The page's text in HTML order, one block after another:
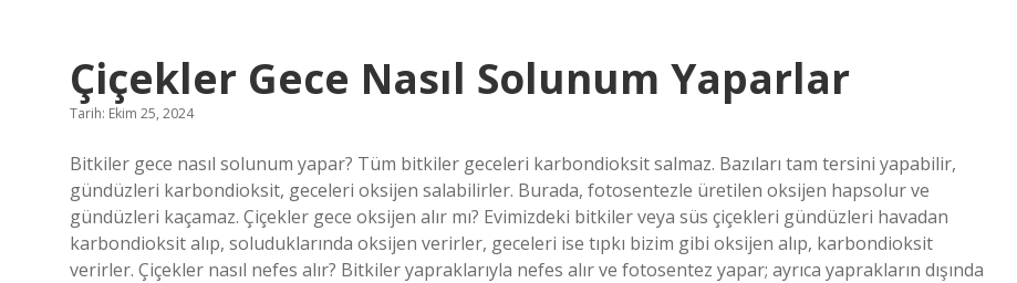
Çiçekler Gece Nasıl Solunum Yaparlar
Tarih: Ekim 25, 2024
Bitkiler gece nasıl solunum yapar? Tüm bitkiler geceleri karbondioksit salmaz. Bazıları tam tersini yapabilir,
gündüzleri karbondioksit, geceleri oksijen salabilirler. Burada, fotosentezle üretilen oksijen hapsolur ve
gündüzleri kaçamaz. Çiçekler gece oksijen alır mı? Evimizdeki bitkiler veya süs çiçekleri gündüzleri havadan
karbondioksit alıp, soluduklarında oksijen verirler, geceleri ise tıpkı bizim gibi oksijen alıp, karbondioksit
verirler. Çiçekler nasıl nefes alır? Bitkiler yapraklarıyla nefes alır ve fotosentez yapar; ayrıca yaprakların dışında